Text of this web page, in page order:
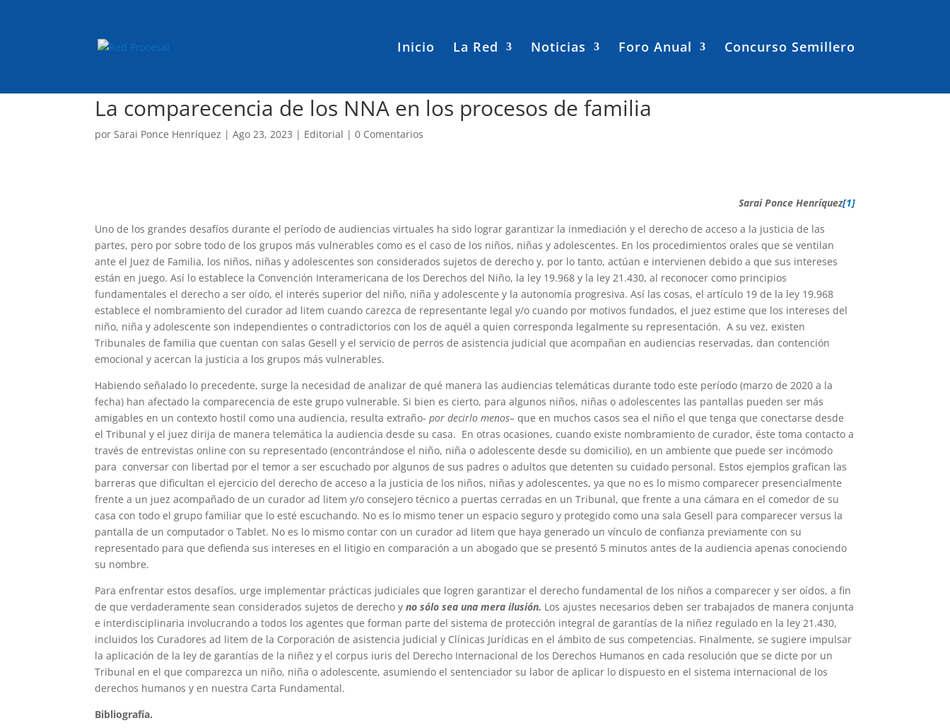
Inicio La Red Noticias Foro Anual Concurso Semillero
La comparecencia de los NNA en los procesos de familia
porSarai Ponce Henríquez |Ago 23, 2023 | Editorial |0 Comentarios
Sarai Ponce Henríquez[1]
Uno de los grandes desafíos durante el período de audiencias virtuales ha sido lograr garantizar la inmediación y el derecho de acceso a la justicia de las
partes, pero por sobre todo de los grupos más vulnerables como es el caso de los niños, niñas y adolescentes. En los procedimientos orales que se ventilan
ante el Juez de Familia, los niños, niñas y adolescentes son considerados sujetos de derecho y, por lo tanto, actúan e intervienen debido a que sus intereses
están en juego. Así lo establece la Convención Interamericana de los Derechos del Niño, la ley 19.968 y la ley 21.430, al reconocer como principios
fundamentales el derecho a ser oído, el interés superior del niño, niña y adolescente y la autonomía progresiva. Así las cosas, el artículo 19 de la ley 19.968
establece el nombramiento del curador ad litem cuando carezca de representante legal y/o cuando por motivos fundados, el juez estime que los intereses del
niño, niña y adolescente son independientes o contradictorios con los de aquél a quien corresponda legalmente su representación. A su vez, existen
Tribunales de familia que cuentan con salas Gesell y el servicio de perros de asistencia judicial que acompañan en audiencias reservadas, dan contención
emocional y acercan la justicia a los grupos más vulnerables.
Habiendo señalado lo precedente, surge la necesidad de analizar de qué manera las audiencias telemáticas durante todo este período (marzo de 2020 a la
fecha) han afectado la comparecencia de este grupo vulnerable. Si bien es cierto, para algunos niños, niñas o adolescentes las pantallas pueden ser más
amigables en un contexto hostil como una audiencia, resulta extraño-por decirlo menos– que en muchos casos sea el niño el que tenga que conectarse desde
el Tribunal y el juez dirija de manera telemática la audiencia desde su casa. En otras ocasiones, cuando existe nombramiento de curador, éste toma contacto a
través de entrevistas online con su representado (encontrándose el niño, niña o adolescente desde su domicilio), en un ambiente que puede ser incómodo
para conversar con libertad por el temor a ser escuchado por algunos de sus padres o adultos que detenten su cuidado personal. Estos ejemplos grafican las
barreras que dificultan el ejercicio del derecho de acceso a la justicia de los niños, niñas y adolescentes, ya que no es lo mismo comparecer presencialmente
frente a un juez acompañado de un curador ad litem y/o consejero técnico a puertas cerradas en un Tribunal, que frente a una cámara en el comedor de su
casa con todo el grupo familiar que lo esté escuchando. No es lo mismo tener un espacio seguro y protegido como una sala Gesell para comparecer versus la
pantalla de un computador o Tablet. No es lo mismo contar con un curador ad litem que haya generado un vínculo de confianza previamente con su
representado para que defienda sus intereses en el litigio en comparación a un abogado que se presentó 5 minutos antes de la audiencia apenas conociendo
su nombre.
Para enfrentar estos desafíos, urge implementar prácticas judiciales que logren garantizar el derecho fundamental de los niños a comparecer y ser oídos, a fin
de que verdaderamente sean considerados sujetos de derecho yno sólo sea una mera ilusión. Los ajustes necesarios deben ser trabajados de manera conjunta
e interdisciplinaria involucrando a todos los agentes que forman parte del sistema de protección integral de garantías de la niñez regulado en la ley 21.430,
incluidos los Curadores ad litem de la Corporación de asistencia judicial y Clínicas Jurídicas en el ámbito de sus competencias. Finalmente, se sugiere impulsar
la aplicación de la ley de garantías de la niñez y el corpus iuris del Derecho Internacional de los Derechos Humanos en cada resolución que se dicte por un
Tribunal en el que comparezca un niño, niña o adolescente, asumiendo el sentenciador su labor de aplicar lo dispuesto en el sistema internacional de los
derechos humanos y en nuestra Carta Fundamental.
Bibliografía.